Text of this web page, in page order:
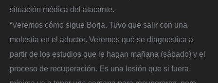
situación médica del atacante.
“Veremos cómo sigue Borja. Tuvo que salir con una
molestia en el aductor. Veremos qué se diagnostica a
partir de los estudios que le hagan mañana (sábado) y el
proceso de recuperación. Es una lesión que si fuera